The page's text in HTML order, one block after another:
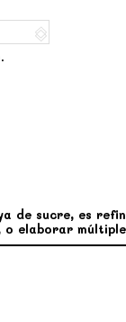
de sucre, es
elaborar